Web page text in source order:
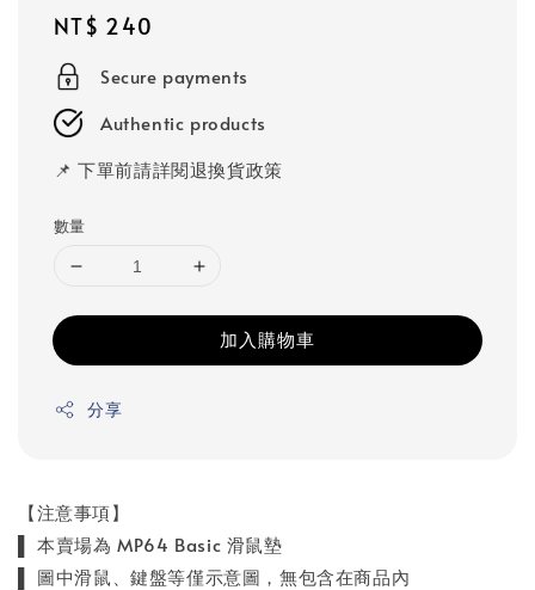
Regular
price
NT$ 240
Secure payments
Authentic products
📌 下單前請詳閱退換貨政策
數量
加入購物車
分享
【注意事項】
▌ 本賣場為 MP64 Basic 滑鼠墊
▌ 圖中滑鼠、鍵盤等僅示意圖，無包含在商品內